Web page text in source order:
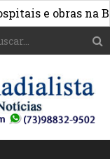
obras na Bahia